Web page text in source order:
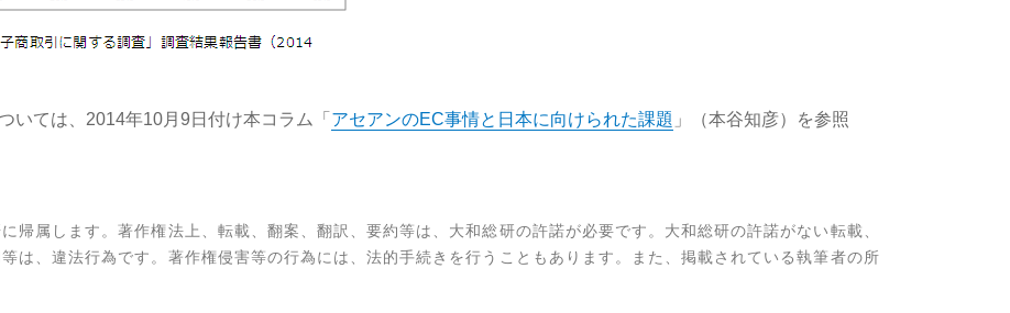
いては、2014年10月9日付け本コラム「 アセアンのEC事情と日本に向けられた課題 」（本谷知彦）を参照
帰属します。著作権法上、転載、翻案、翻訳、要約等は、大和総研の許諾が必要です。大和総研の許諾がない転載、
は、違法行為です。著作権侵害等の行為には、法的手続きを行うこともあります。また、掲載されている執筆者の所